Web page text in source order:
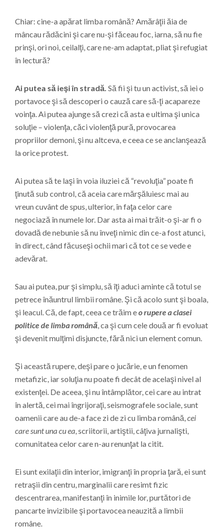
Chiar: cine-a apărat limba română? Amărâţii ăia de
mâncau rădăcini şi care nu-şi făceau foc, iarna, să nu fie
prinşi, ori noi, ceilalţi, care ne-am adaptat, pliat şi refugiat
în lectură?
Ai putea să ieşi în stradă. Să fii şi tu un activist, să iei o
portavoce şi să descoperi o cauză care să-ţi acapareze
voinţa. Ai putea ajunge să crezi că asta e ultima şi unica
soluţie – violenţa, căci violenţă pură, provocarea
propriilor demoni, şi nu altceva, e ceea ce se anclanşează
la orice protest.
Ai putea să te laşi în voia iluziei că “revoluţia” poate fi
ţinută sub control, că aceia care mărşăluiesc mai au
vreun cuvânt de spus, ulterior, în faţa celor care
negociază în numele lor. Dar asta ai mai trăit-o şi-ar fi o
dovadă de nebunie să nu înveţi nimic din ce-a fost atunci,
în direct, când făcuseşi ochii mari că tot ce se vede e
adevărat.
Sau ai putea, pur şi simplu, să îţi aduci aminte că totul se
petrece înăuntrul limbii române. Şi că acolo sunt şi boala,
şi leacul. Că, de fapt, ceea ce trăim eo rupere a clasei
politice de limba română, ca şi cum cele două ar fi evoluat
şi devenit mulţimi disjuncte, fără nici un element comun.
Şi această rupere, deşi pare o jucărie, e un fenomen
metafizic, iar soluţia nu poate fi decât de acelaşi nivel al
existenţei. De aceea, şi nu întâmplător, cei care au intrat
în alertă, cei mai îngrijoraţi, seismografele sociale, sunt
oamenii care au de-a face zi de zi cu limba română,cei
care sunt una cu ea, scriitorii, artiştii, câţiva jurnalişti,
comunitatea celor care n-au renunţat la citit.
Ei sunt exilaţii din interior, imigranţi în propria ţară, ei sunt
retraşii din centru, marginalii care resimt fizic
descentrarea, manifestanţi în inimile lor, purtători de
pancarte invizibile şi portavocea neauzită a limbii
române.